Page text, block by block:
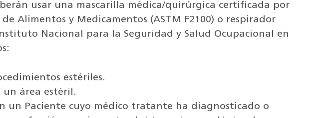
usar una mascarilla médica/quirúrgica certificada por
Alimentos y Medicamentos (ASTM F2100) o respirador
Nacional para la Seguridad y Salud Ocupacional en
estériles.
un área estéril.
un Paciente cuyo médico tratante ha diagnosticado o